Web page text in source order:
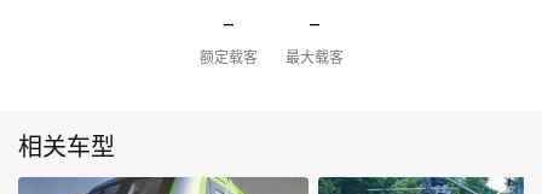
-
额定载客
-
最大载客
相关车型